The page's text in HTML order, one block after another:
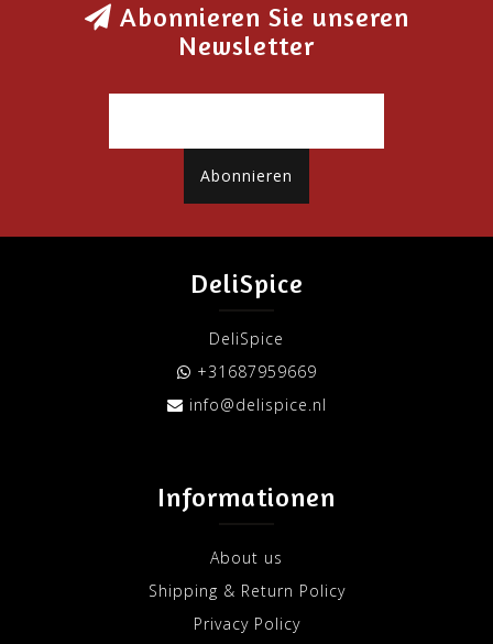
Abonnieren Sie unseren
Newsletter
Abonnieren
DeliSpice
DeliSpice
+31687959669
info@delispice.nl
Informationen
About us
Shipping & Return Policy
Privacy Policy